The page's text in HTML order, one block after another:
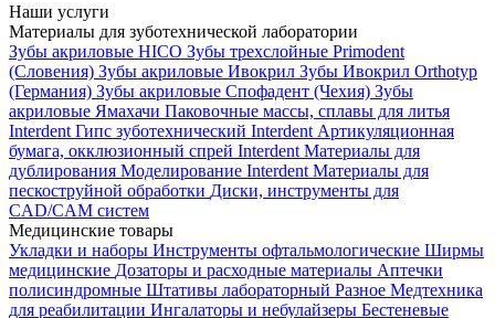
Наши услуги
Материалы для зуботехнической лаборатории
Зубы акриловые HICO Зубы трехслойные Primodent
(Словения) Зубы акриловые Ивокрил Зубы Ивокрил Orthotyp
(Германия) Зубы акриловые Спофадент (Чехия) Зубы
акриловые Ямахачи Паковочные массы, сплавы для литья
Interdent Гипс зуботехнический Interdent Артикуляционная
бумага, окклюзионный спрей Interdent Материалы для
дублирования Моделирование Interdent Материалы для
пескоструйной обработки Диски, инструменты для
CAD/CAM систем
Медицинские товары
Укладки и наборы Инструменты офтальмологические Ширмы
медицинские Дозаторы и расходные материалы Аптечки
полисиндромные Штативы лабораторный Разное Медтехника
для реабилитации Ингалаторы и небулайзеры Бестеневые